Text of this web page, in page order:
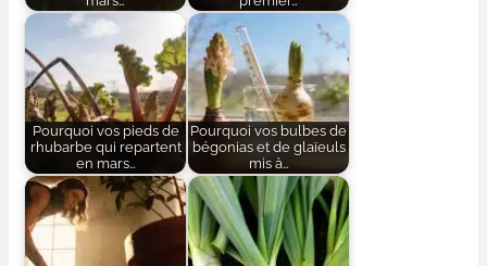
Pourquoi vos pieds de
rhubarbe qui repartent
en mars…
Pourquoi vos bulbes de
bégonias et de glaïeuls
mis à…